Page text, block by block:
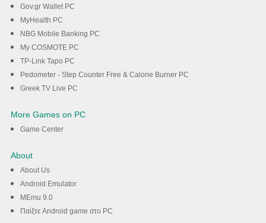
Gov.gr Wallet PC
MyHealth PC
NBG Mobile Banking PC
My COSMOTE PC
TP-Link Tapo PC
Pedometer - Step Counter Free & Calorie Burner PC
Greek TV Live PC
More Games on PC
Game Center
About
About Us
Android Emulator
MEmu 9.0
Παίξτε Android game στο PC